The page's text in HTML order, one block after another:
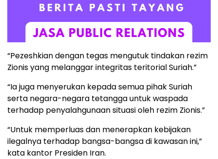
“Pezeshkian dengan tegas mengutuk tindakan rezim
Zionis yang melanggar integritas teritorial Suriah.”
“Ia juga menyerukan kepada semua pihak Suriah
serta negara-negara tetangga untuk waspada
terhadap penyalahgunaan situasi oleh rezim Zionis.”
“Untuk memperluas dan menerapkan kebijakan
ilegalnya terhadap bangsa-bangsa di kawasan ini,”
kata kantor Presiden Iran.